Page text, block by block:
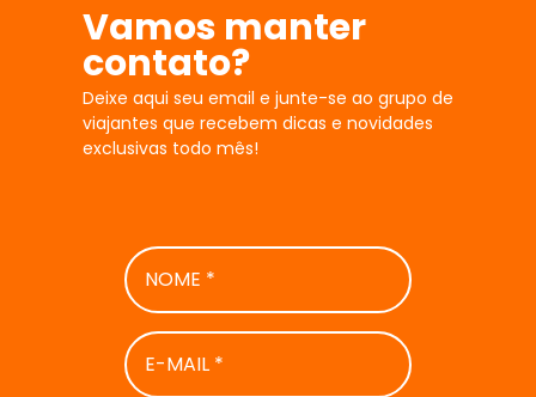
Vamos manter
contato?
Deixe aqui seu email e junte-se ao grupo de
viajantes que recebem dicas e novidades
exclusivas todo mês!
NOME
*
E-
MAIL
*